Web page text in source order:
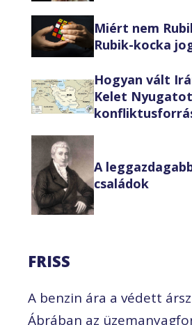
Miért nem
Rubik-kocka
Hogyan vált
Kelet
A
családok
FRISS
A benzin ára a védett
Ábrában az